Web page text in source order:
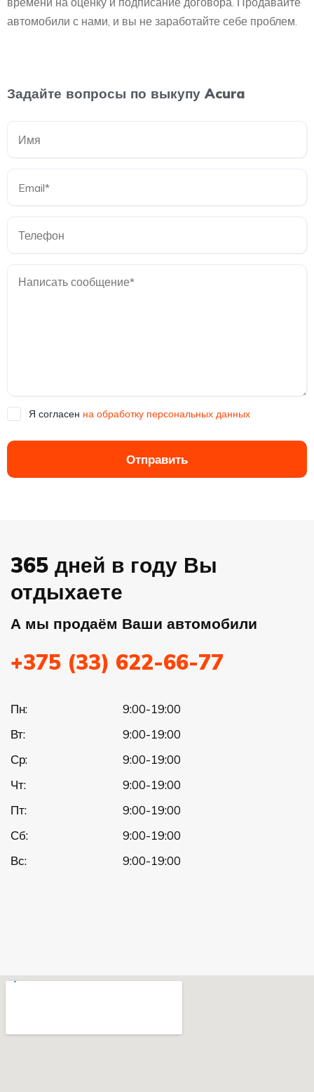
автомобили с нами, и вы не заработайте себе проблем.
Задайте вопросы по выкупу Acura
Я согласен на обработку персональных данных
Отправить
365 дней в году Вы
отдыхаете
А мы продаём Ваши автомобили
+375 (33) 622-66-77
Пн:
9:00-19:00
Вт:
9:00-19:00
Ср:
9:00-19:00
Чт:
9:00-19:00
Пт:
9:00-19:00
Сб:
9:00-19:00
Вс:
9:00-19:00